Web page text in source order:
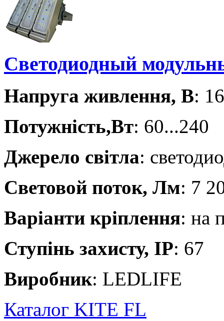
Светодиодный
Напруга живлення, В:
Потужність,Вт: 60...240
Джерело світла:
Световой поток, Лм: 7
Варіанти кріплення: на
Ступінь захисту, IP: 67
Виробник: LEDLIFE
Каталог KITE FL